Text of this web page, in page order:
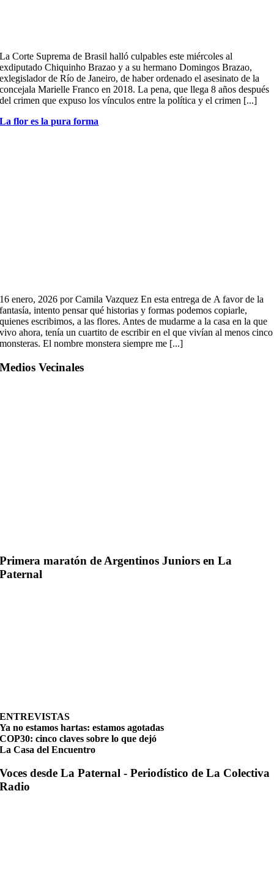
La Corte Suprema de Brasil halló culpables este miércoles al
exdiputado Chiquinho Brazao y a su hermano Domingos Brazao,
exlegislador de Río de Janeiro, de haber ordenado el asesinato de la
concejala Marielle Franco en 2018. La pena, que llega 8 años después
del crimen que expuso los vínculos entre la política y el crimen [...]
La flor es la pura forma
16 enero, 2026 por Camila Vazquez En esta entrega de A favor de la
fantasía, intento pensar qué historias y formas podemos copiarle,
quienes escribimos, a las flores. Antes de mudarme a la casa en la que
vivo ahora, tenía un cuartito de escribir en el que vivían al menos cinco
monsteras. El nombre monstera siempre me [...]
Medios Vecinales
Primera maratón de Argentinos Juniors en La
Paternal
ENTREVISTAS
Ya no estamos hartas: estamos agotadas
COP30: cinco claves sobre lo que dejó
La Casa del Encuentro
Voces desde La Paternal - Periodístico de La Colectiva
Radio